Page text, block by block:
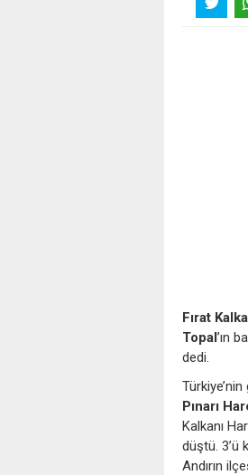
Fırat
Topal’ın
dedi.
Pınarı
Kalkanı
düştü. 3’ü
Andırın